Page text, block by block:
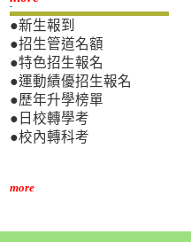
●新生報到
●招生管道名額
●特色招生報名
●運動績優招生報名
●歷年升學榜單
●日校轉學考
●校內轉科考
more